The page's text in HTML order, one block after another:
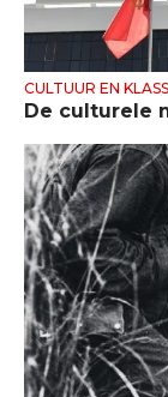
CULTUUR EN
De culturele